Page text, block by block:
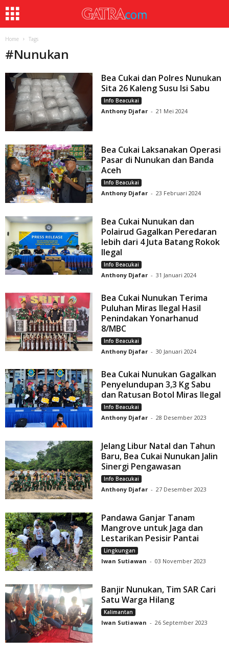
Home Tags
#Nunukan
Bea Cukai dan Polres Nunukan
Sita 26 Kaleng Susu Isi Sabu
Info Beacukai
Anthony Djafar - 21 Mei 2024
Bea Cukai Laksanakan Operasi
Pasar di Nunukan dan Banda
Aceh
Info Beacukai
Anthony Djafar - 23 Februari 2024
Bea Cukai Nunukan dan
Polairud Gagalkan Peredaran
lebih dari 4 Juta Batang Rokok
Ilegal
Info Beacukai
Anthony Djafar - 31 Januari 2024
Bea Cukai Nunukan Terima
Puluhan Miras Ilegal Hasil
Penindakan Yonarhanud
8/MBC
Info Beacukai
Anthony Djafar - 30 Januari 2024
Bea Cukai Nunukan Gagalkan
Penyelundupan 3,3 Kg Sabu
dan Ratusan Botol Miras Ilegal
Info Beacukai
Anthony Djafar - 28 Desember 2023
Jelang Libur Natal dan Tahun
Baru, Bea Cukai Nunukan Jalin
Sinergi Pengawasan
Info Beacukai
Anthony Djafar - 27 Desember 2023
Pandawa Ganjar Tanam
Mangrove untuk Jaga dan
Lestarikan Pesisir Pantai
Lingkungan
Iwan Sutiawan - 03 November 2023
Banjir Nunukan, Tim SAR Cari
Satu Warga Hilang
Kalimantan
Iwan Sutiawan - 26 September 2023